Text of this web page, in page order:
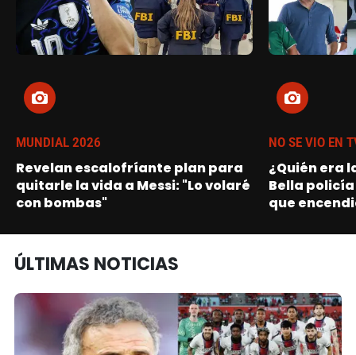
MUNDIAL 2026
Revelan escalofríante plan para
quitarle la vida a Messi: "Lo volaré
con bombas"
NO SE VIO EN
¿Quién era
Bella policía
que
ÚLTIMAS NOTICIAS